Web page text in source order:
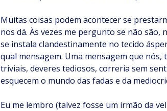
Muitas coisas podem acontecer se
nos dá. Às vezes me pergunto se não
se instala clandestinamente no tecido
qual mensagem. Uma mensagem que
triviais, deveres tediosos, correria sem
esquecem o mundo das fadas e da
Eu me lembro (talvez fosse um irmão da